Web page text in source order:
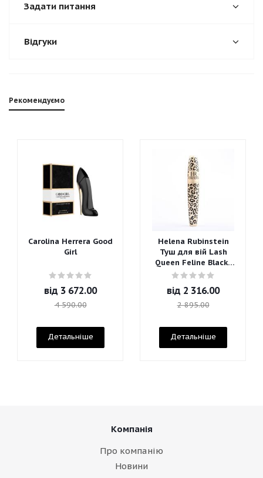
Задати питання
Відгуки
Рекомендуємо
Carolina Herrera Good
Girl
від 3 672.00
4 590.00
Детальніше
Helena Rubinstein
Туш для вій Lash
Queen Feline Blacks
Mascara
від 2 316.00
2 895.00
Детальніше
Компанія
Про компанію
Новини